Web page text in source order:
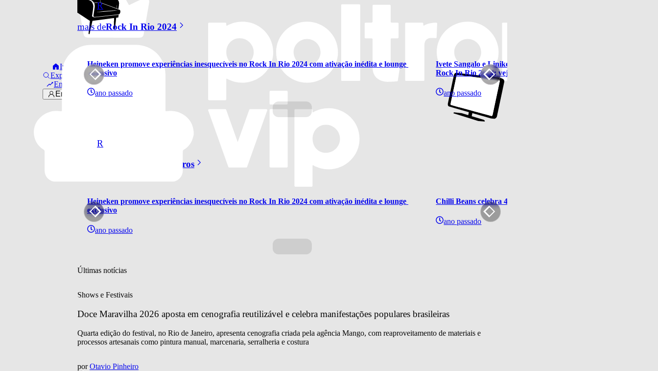
Início
Explorar
Em alta
Entrar
R
mais deRock In Rio 2024
Heineken promove experiências inesquecíveis no Rock In Rio 2024 com ativação inédita e lounge
exclusivo
ano passado
Ivete Sangalo e Liniker falam de uma paixão inesquecível no
Rock In Rio 2024; veja
ano passado
R
Rock In Rio Parceiros
Heineken promove experiências inesquecíveis no Rock In Rio 2024 com ativação inédita e lounge
exclusivo
ano passado
Chilli Beans celebra 40 anos de Rock in Rio com coleção inédita
ano passado
Últimas notícias
Shows e Festivais
Doce Maravilha 2026 aposta em cenografia reutilizável e celebra manifestações populares brasileiras
Quarta edição do festival, no Rio de Janeiro, apresenta cenografia criada pela agência Mango, com reaproveitamento de materiais e
processos artesanais como pintura manual, marcenaria, serralheria e costura
por Otavio Pinheiro